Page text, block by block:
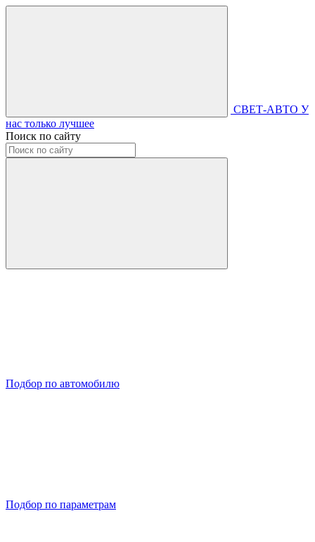
СВЕТ-АВТО У
нас только лучшее
Поиск по сайту
Подбор по автомобилю
Подбор по параметрам